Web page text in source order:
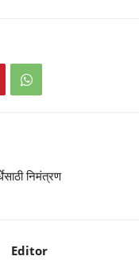
निमंत्रण
Editor